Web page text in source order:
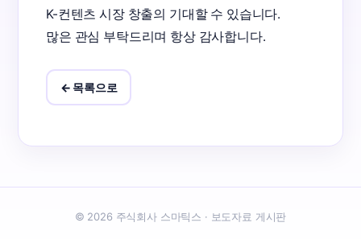
K-컨텐츠 시장 창출의 기대할 수 있습니다.
많은 관심 부탁드리며 항상 감사합니다.
← 목록으로
© 2026 주식회사 스마틱스 · 보도자료 게시판